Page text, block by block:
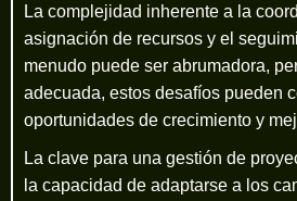
La complejidad inherente a la
asignación de recursos y el
menudo puede ser abrumadora,
adecuada, estos desafíos pueden
oportunidades de crecimiento y
La clave para una gestión de
la capacidad de adaptarse a los